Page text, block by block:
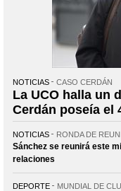
NOTICIAS CASO CERDÁN
La UCO halla un
Cerdán poseía el
NOTICIAS RONDA DE
Sánchez se reunirá este
relaciones
DEPORTE MUNDIAL DE